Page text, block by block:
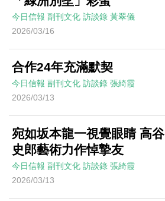
今日信報 副刊文化 訪談錄 黃翠儀
2026/03/16
合作24年充滿默契
今日信報 副刊文化 訪談錄 張綺霞
2026/03/13
宛如坂本龍一視覺眼睛 高谷
史郎藝術力作悼摯友
今日信報 副刊文化 訪談錄 張綺霞
2026/03/13